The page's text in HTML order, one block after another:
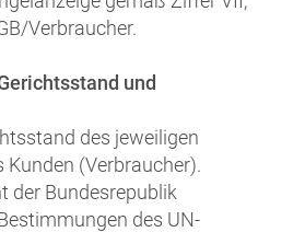
Verbraucher.
und
des jeweiligen
(Verbraucher).
der Bundesrepublik
des UN-